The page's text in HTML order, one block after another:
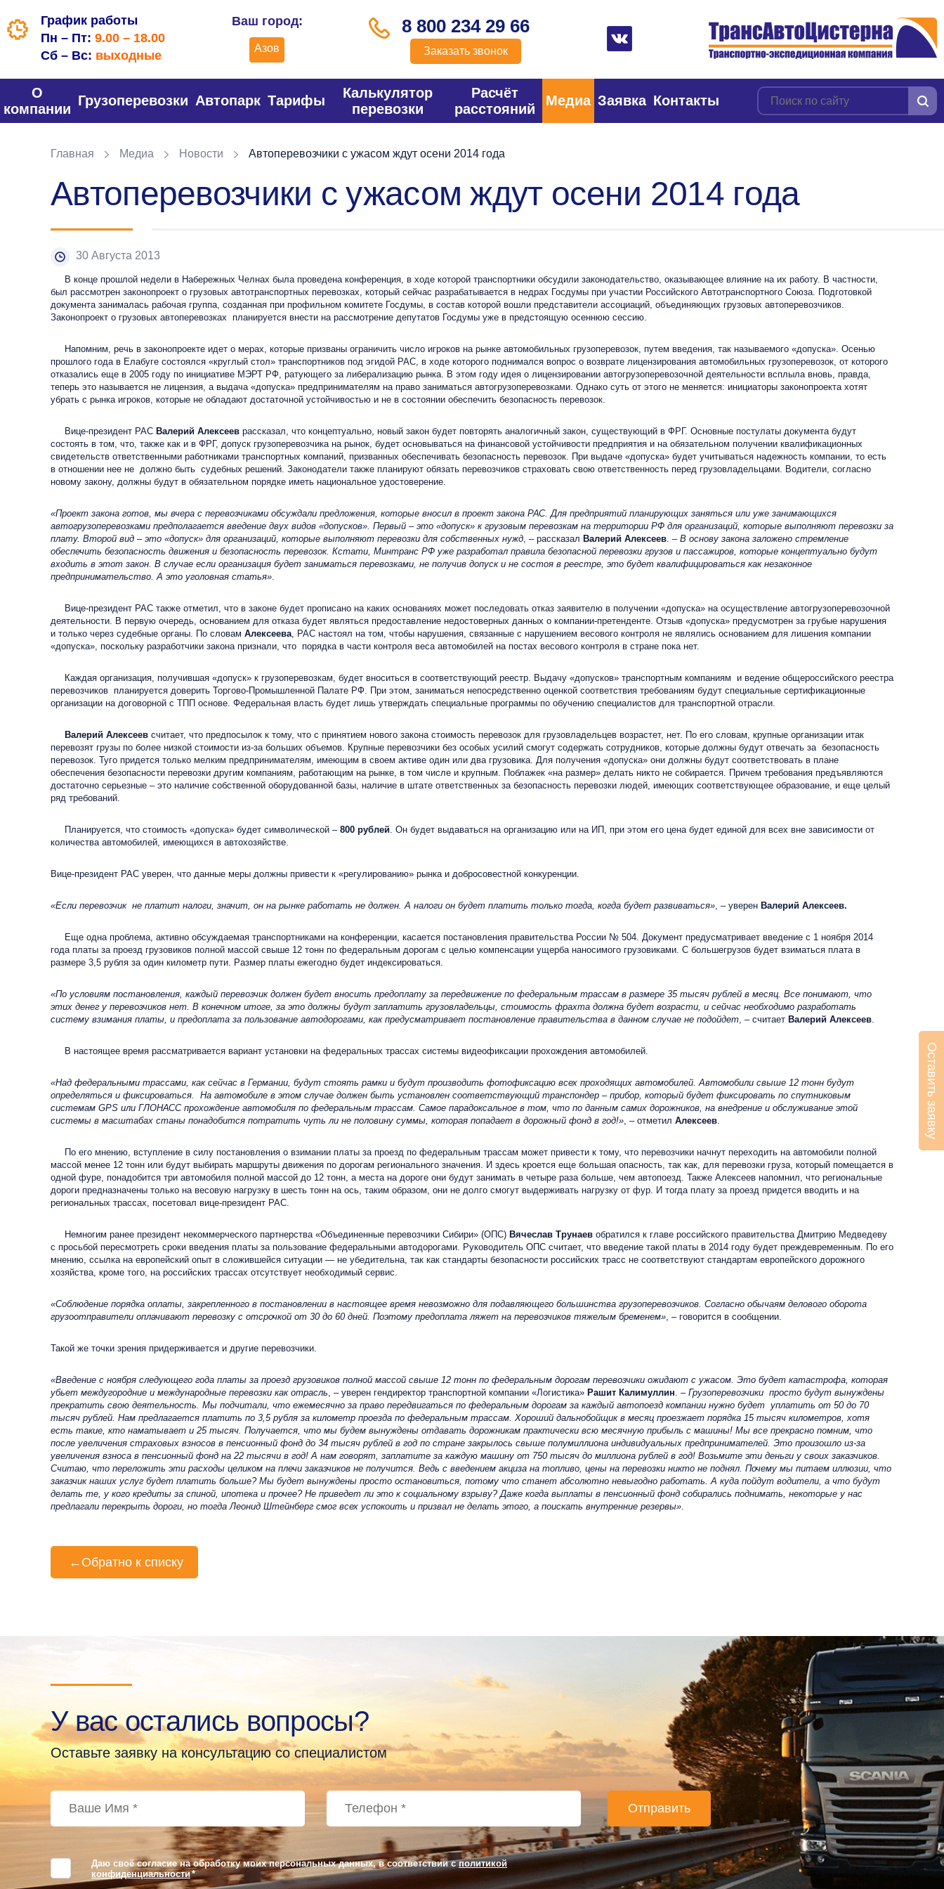
График работы
Пн – Пт: 9.00 – 18.00
Сб – Вс: выходные
Ваш город:
Азов
8 800 234 29 66
Заказать звонок
О
компании
Грузоперевозки Автопарк Тарифы
Калькулятор
перевозки
Расчёт
расстояний
Медиа Заявка Контакты
Главная Медиа Новости Автоперевозчики с ужасом ждут осени 2014 года
Автоперевозчики с ужасом ждут осени 2014 года
30 Августа 2013
В конце прошлой недели в Набережных Челнах была проведена конференция, в ходе которой транспортники обсудили законодательство, оказывающее влияние на их работу. В частности,
был рассмотрен законопроект о грузовых автотранспортных перевозках, который сейчас разрабатывается в недрах Госдумы при участии Российского Автотранспортного Союза. Подготовкой
документа занималась рабочая группа, созданная при профильном комитете Госдумы, в состав которой вошли представители ассоциаций, объединяющих грузовых автоперевозчиков.
Законопроект о грузовых автоперевозках планируется внести на рассмотрение депутатов Госдумы уже в предстоящую осеннюю сессию.
Напомним, речь в законопроекте идет о мерах, которые призваны ограничить число игроков на рынке автомобильных грузоперевозок, путем введения, так называемого «допуска». Осенью
прошлого года в Елабуге состоялся «круглый стол» транспортников под эгидой РАС, в ходе которого поднимался вопрос о возврате лицензирования автомобильных грузоперевозок, от которого
отказались еще в 2005 году по инициативе МЭРТ РФ, ратующего за либерализацию рынка. В этом году идея о лицензировании автогрузоперевозочной деятельности всплыла вновь, правда,
теперь это называется не лицензия, а выдача «допуска» предпринимателям на право заниматься автогрузоперевозками. Однако суть от этого не меняется: инициаторы законопроекта хотят
убрать с рынка игроков, которые не обладают достаточной устойчивостью и не в состоянии обеспечить безопасность перевозок.
Вице-президент РАС Валерий Алексеев рассказал, что концептуально, новый закон будет повторять аналогичный закон, существующий в ФРГ. Основные постулаты документа будут
состоять в том, что, также как и в ФРГ, допуск грузоперевозчика на рынок, будет основываться на финансовой устойчивости предприятия и на обязательном получении квалификационных
свидетельств ответственными работниками транспортных компаний, призванных обеспечивать безопасность перевозок. При выдаче «допуска» будет учитываться надежность компании, то есть
в отношении нее не должно быть судебных решений. Законодатели также планируют обязать перевозчиков страховать свою ответственность перед грузовладельцами. Водители, согласно
новому закону, должны будут в обязательном порядке иметь национальное удостоверение.
«Проект закона готов, мы вчера с перевозчиками обсуждали предложения, которые вносил в проект закона РАС. Для предприятий планирующих заняться или уже занимающихся
автогрузоперевозками предполагается введение двух видов «допусков». Первый – это «допуск» к грузовым перевозкам на территории РФ для организаций, которые выполняют перевозки за
плату. Второй вид – это «допуск» для организаций, которые выполняют перевозки для собственных нужд, – рассказал Валерий Алексеев. – В основу закона заложено стремление
обеспечить безопасность движения и безопасность перевозок. Кстати, Минтранс РФ уже разработал правила безопасной перевозки грузов и пассажиров, которые концептуально будут
входить в этот закон. В случае если организация будет заниматься перевозками, не получив допуск и не состоя в реестре, это будет квалифицироваться как незаконное
предпринимательство. А это уголовная статья».
Вице-президент РАС также отметил, что в законе будет прописано на каких основаниях может последовать отказ заявителю в получении «допуска» на осуществление автогрузоперевозочной
деятельности. В первую очередь, основанием для отказа будет являться предоставление недостоверных данных о компании-претенденте. Отзыв «допуска» предусмотрен за грубые нарушения
и только через судебные органы. По словам Алексеева, РАС настоял на том, чтобы нарушения, связанные с нарушением весового контроля не являлись основанием для лишения компании
«допуска», поскольку разработчики закона признали, что порядка в части контроля веса автомобилей на постах весового контроля в стране пока нет.
Каждая организация, получившая «допуск» к грузоперевозкам, будет вноситься в соответствующий реестр. Выдачу «допусков» транспортным компаниям и ведение общероссийского реестра
перевозчиков планируется доверить Торгово-Промышленной Палате РФ. При этом, заниматься непосредственно оценкой соответствия требованиям будут специальные сертификационные
организации на договорной с ТПП основе. Федеральная власть будет лишь утверждать специальные программы по обучению специалистов для транспортной отрасли.
Валерий Алексеев считает, что предпосылок к тому, что с принятием нового закона стоимость перевозок для грузовладельцев возрастет, нет. По его словам, крупные организации итак
перевозят грузы по более низкой стоимости из-за больших объемов. Крупные перевозчики без особых усилий смогут содержать сотрудников, которые должны будут отвечать за безопасность
перевозок. Туго придется только мелким предпринимателям, имеющим в своем активе один или два грузовика. Для получения «допуска» они должны будут соответствовать в плане
обеспечения безопасности перевозки другим компаниям, работающим на рынке, в том числе и крупным. Поблажек «на размер» делать никто не собирается. Причем требования предъявляются
достаточно серьезные – это наличие собственной оборудованной базы, наличие в штате ответственных за безопасность перевозки людей, имеющих соответствующее образование, и еще целый
ряд требований.
Планируется, что стоимость «допуска» будет символической – 800 рублей. Он будет выдаваться на организацию или на ИП, при этом его цена будет единой для всех вне зависимости от
количества автомобилей, имеющихся в автохозяйстве.
Вице-президент РАС уверен, что данные меры должны привести к «регулированию» рынка и добросовестной конкуренции.
«Если перевозчик не платит налоги, значит, он на рынке работать не должен. А налоги он будет платить только тогда, когда будет развиваться», – уверен Валерий Алексеев.
Еще одна проблема, активно обсуждаемая транспортниками на конференции, касается постановления правительства России № 504. Документ предусматривает введение с 1 ноября 2014
года платы за проезд грузовиков полной массой свыше 12 тонн по федеральным дорогам с целью компенсации ущерба наносимого грузовиками. С большегрузов будет взиматься плата в
размере 3,5 рубля за один километр пути. Размер платы ежегодно будет индексироваться.
«По условиям постановления, каждый перевозчик должен будет вносить предоплату за передвижение по федеральным трассам в размере 35 тысяч рублей в месяц. Все понимают, что
этих денег у перевозчиков нет. В конечном итоге, за это должны будут заплатить грузовладельцы, стоимость фрахта должна будет возрасти, и сейчас необходимо разработать
систему взимания платы, и предоплата за пользование автодорогами, как предусматривает постановление правительства в данном случае не подойдет, – считает Валерий Алексеев.
В настоящее время рассматривается вариант установки на федеральных трассах системы видеофиксации прохождения автомобилей.
«Над федеральными трассами, как сейчас в Германии, будут стоять рамки и будут производить фотофиксацию всех проходящих автомобилей. Автомобили свыше 12 тонн будут
определяться и фиксироваться. На автомобиле в этом случае должен быть установлен соответствующий транспондер – прибор, который будет фиксировать по спутниковым
системам GPS или ГЛОНАСС прохождение автомобиля по федеральным трассам. Самое парадоксальное в том, что по данным самих дорожников, на внедрение и обслуживание этой
системы в масштабах станы понадобится потратить чуть ли не половину суммы, которая попадает в дорожный фонд в год!», – отметил Алексеев.
По его мнению, вступление в силу постановления о взимании платы за проезд по федеральным трассам может привести к тому, что перевозчики начнут переходить на автомобили полной
массой менее 12 тонн или будут выбирать маршруты движения по дорогам регионального значения. И здесь кроется еще большая опасность, так как, для перевозки груза, который помещается в
одной фуре, понадобится три автомобиля полной массой до 12 тонн, а места на дороге они будут занимать в четыре раза больше, чем автопоезд. Также Алексеев напомнил, что региональные
дороги предназначены только на весовую нагрузку в шесть тонн на ось, таким образом, они не долго смогут выдерживать нагрузку от фур. И тогда плату за проезд придется вводить и на
региональных трассах, посетовал вице-президент РАС.
Немногим ранее президент некоммерческого партнерства «Объединенные перевозчики Сибири» (ОПС) Вячеслав Трунаев обратился к главе российского правительства Дмитрию Медведеву
с просьбой пересмотреть сроки введения платы за пользование федеральными автодорогами. Руководитель ОПС считает, что введение такой платы в 2014 году будет преждевременным. По его
мнению, ссылка на европейский опыт в сложившейся ситуации — не убедительна, так как стандарты безопасности российских трасс не соответствуют стандартам европейского дорожного
хозяйства, кроме того, на российских трассах отсутствует необходимый сервис.
«Соблюдение порядка оплаты, закрепленного в постановлении в настоящее время невозможно для подавляющего большинства грузоперевозчиков. Согласно обычаям делового оборота
грузоотправители оплачивают перевозку с отсрочкой от 30 до 60 дней. Поэтому предоплата ляжет на перевозчиков тяжелым бременем», – говорится в сообщении.
Такой же точки зрения придерживается и другие перевозчики.
«Введение с ноября следующего года платы за проезд грузовиков полной массой свыше 12 тонн по федеральным дорогам перевозчики ожидают с ужасом. Это будет катастрофа, которая
убьет междугородние и международные перевозки как отрасль, – уверен гендиректор транспортной компании «Логистика» Рашит Калимуллин. – Грузоперевозчики просто будут вынуждены
прекратить свою деятельность. Мы подчитали, что ежемесячно за право передвигаться по федеральным дорогам за каждый автопоезд компании нужно будет уплатить от 50 до 70
тысяч рублей. Нам предлагается платить по 3,5 рубля за километр проезда по федеральным трассам. Хороший дальнобойщик в месяц проезжает порядка 15 тысяч километров, хотя
есть такие, кто наматывает и 25 тысяч. Получается, что мы будем вынуждены отдавать дорожникам практически всю месячную прибыль с машины! Мы все прекрасно помним, что
после увеличения страховых взносов в пенсионный фонд до 34 тысяч рублей в год по стране закрылось свыше полумиллиона индивидуальных предпринимателей. Это произошло из-за
увеличения взноса в пенсионный фонд на 22 тысячи в год! А нам говорят, заплатите за каждую машину от 750 тысяч до миллиона рублей в год! Возьмите эти деньги у своих заказчиков.
Считаю, что переложить эти расходы целиком на плечи заказчиков не получится. Ведь с введением акциза на топливо, цены на перевозки никто не поднял. Почему мы питаем иллюзии, что
заказчик наших услуг будет платить больше? Мы будет вынуждены просто остановиться, потому что станет абсолютно невыгодно работать. А куда пойдут водители, а что будут
делать те, у кого кредиты за спиной, ипотека и прочее? Не приведет ли это к социальному взрыву? Даже когда выплаты в пенсионный фонд собирались поднимать, некоторые у нас
предлагали перекрыть дороги, но тогда Леонид Штейнберг смог всех успокоить и призвал не делать этого, а поискать внутренние резервы».
← Обратно к списку
У вас остались вопросы?
Оставьте заявку на консультацию со специалистом
Даю своё согласие на обработку моих персональных данных, в соответствии сполитикой
конфиденциальности*
Оставить заявку